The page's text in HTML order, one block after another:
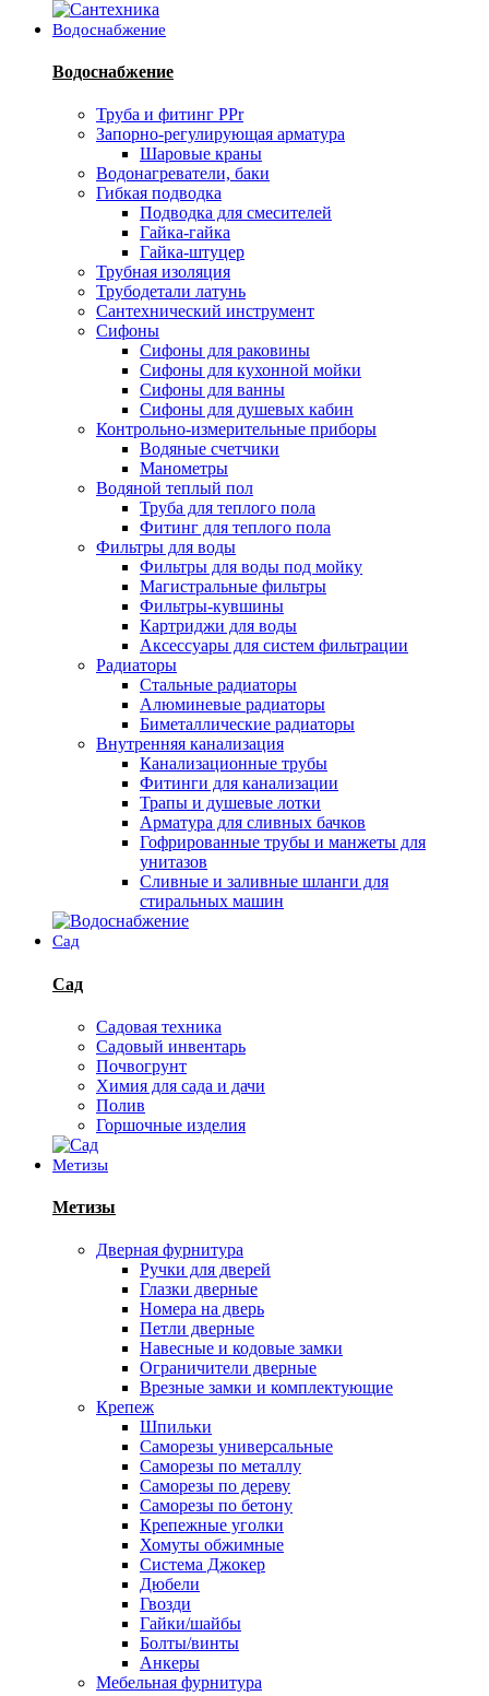
Водоснабжение
Водоснабжение
Труба и фитинг PPr
Запорно-регулирующая арматура
Шаровые краны
Водонагреватели, баки
Гибкая подводка
Подводка для смесителей
Гайка-гайка
Гайка-штуцер
Трубная изоляция
Трубодетали латунь
Сантехнический инструмент
Сифоны
Сифоны для раковины
Сифоны для кухонной мойки
Сифоны для ванны
Сифоны для душевых кабин
Контрольно-измерительные приборы
Водяные счетчики
Манометры
Водяной теплый пол
Труба для теплого пола
Фитинг для теплого пола
Фильтры для воды
Фильтры для воды под мойку
Магистральные фильтры
Фильтры-кувшины
Картриджи для воды
Аксессуары для систем фильтрации
Радиаторы
Стальные радиаторы
Алюминевые радиаторы
Биметаллические радиаторы
Внутренняя канализация
Канализационные трубы
Фитинги для канализации
Трапы и душевые лотки
Арматура для сливных бачков
Гофрированные трубы и манжеты для
унитазов
Сливные и заливные шланги для
стиральных машин
Сад
Сад
Садовая техника
Садовый инвентарь
Почвогрунт
Химия для сада и дачи
Полив
Горшочные изделия
Метизы
Метизы
Дверная фурнитура
Ручки для дверей
Глазки дверные
Номера на дверь
Петли дверные
Навесные и кодовые замки
Ограничители дверные
Врезные замки и комплектующие
Крепеж
Шпильки
Саморезы универсальные
Саморезы по металлу
Саморезы по дереву
Саморезы по бетону
Крепежные уголки
Хомуты обжимные
Система Джокер
Дюбели
Гвозди
Гайки/шайбы
Болты/винты
Анкеры
Мебельная фурнитура